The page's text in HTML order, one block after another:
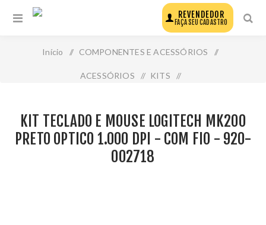
REVENDEDOR
FAÇA SEU CADASTRO
Início / COMPONENTES E ACESSÓRIOS /
ACESSÓRIOS / KITS /
Dpi - com Fio - 920-002718
KIT TECLADO E MOUSE LOGITECH MK200
PRETO OPTICO 1.000 DPI - COM FIO - 920-
002718